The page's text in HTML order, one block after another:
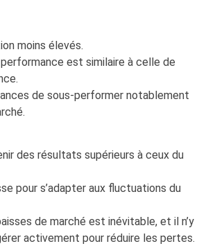
moins élevés.
est similaire à celle de
de sous-performer notablement
des résultats supérieurs à ceux du
pour s’adapter aux fluctuations du
de marché est inévitable, et il n’y
activement pour réduire les pertes.